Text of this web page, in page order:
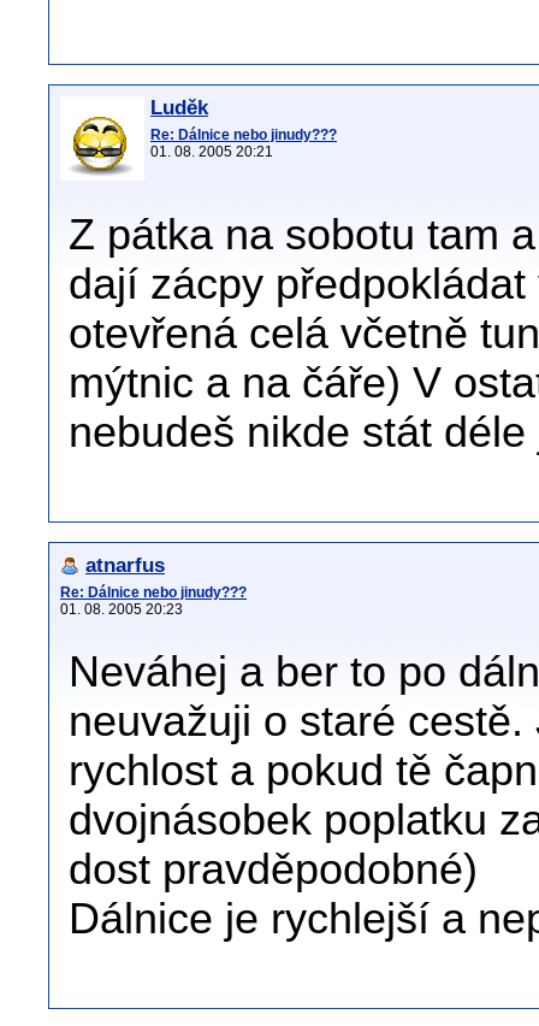
Luděk
Re: Dálnice nebo jinudy???
01. 08. 2005 20:21
Z pátka na sobotu tam
dají zácpy
otevřená celá včetně
mýtnic a na čáře) V
nebudeš nikde stát
atnarfus
Re: Dálnice nebo jinudy???
01. 08. 2005 20:23
Neváhej a ber to po
neuvažuji o staré
rychlost a pokud tě
dvojnásobek poplatku
dost pravděpodobné)
Dálnice je rychlejší a